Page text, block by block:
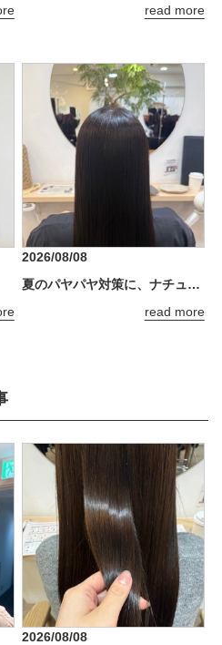
read more
2026/08/08
夏のパヤパヤ対策に、ナチュラルストレート
read more
2026/08/08